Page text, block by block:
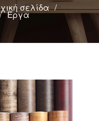
σελίδα /
Έργα